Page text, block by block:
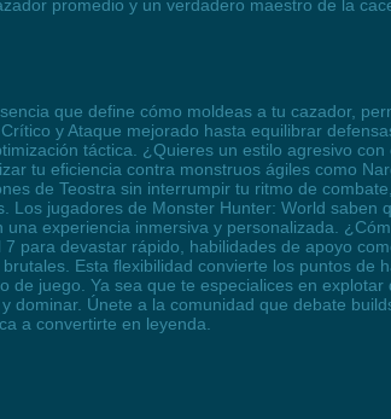
promedio y un verdadero maestro de la
que define cómo moldeas a tu cazador,
y Ataque mejorado hasta equilibrar
táctica. ¿Quieres un estilo agresivo
tu eficiencia contra monstruos ágiles como
de Teostra sin interrumpir tu ritmo de
Los jugadores de Monster Hunter: World
experiencia inmersiva y personalizada.
para devastar rápido, habilidades de apoyo
Esta flexibilidad convierte los puntos de
juego. Ya sea que te especialices en
dominar. Únete a la comunidad que debate
a convertirte en leyenda.